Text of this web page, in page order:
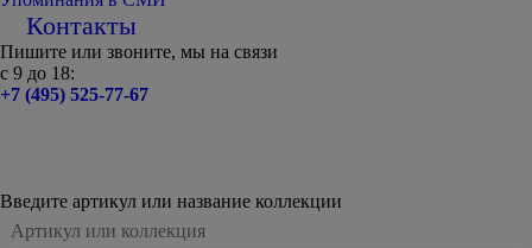
Контакты
Пишите или звоните, мы на связи
с 9 до 18:
+7 (495) 525-77-67
Введите артикул или название коллекции